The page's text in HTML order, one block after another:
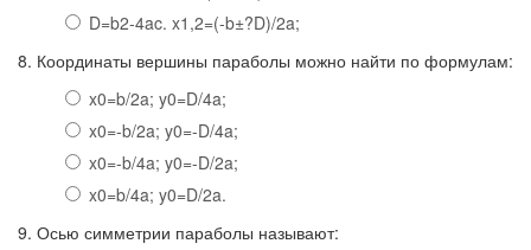
D=b2-4ac. x1,2=(-b±?D)/2a;
8. Координаты вершины параболы можно найти по формулам:
x0=b/2a; y0=D/4a;
x0=-b/2a; y0=-D/4a;
x0=-b/4a; y0=-D/2a;
x0=b/4a; y0=D/2a.
9. Осью симметрии параболы называют: